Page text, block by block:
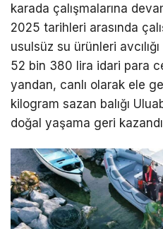
karada çalışmalarına
2025 tarihleri arasında
usulsüz su ürünleri
52 bin 380 lira idari para
yandan, canlı olarak ele
kilogram sazan balığı
doğal yaşama geri